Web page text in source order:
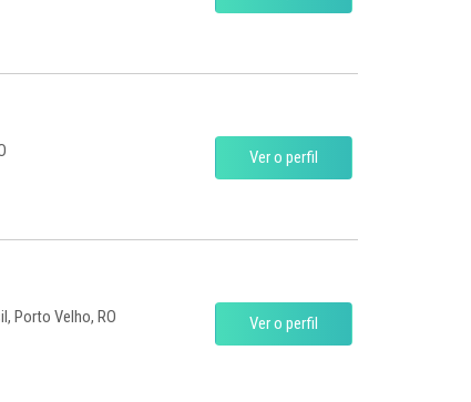
Ver o perfil
Porto Velho, RO Ver o perfil